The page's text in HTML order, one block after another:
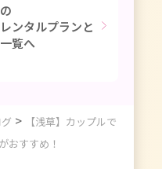
ンタルプランと
覧へ
>
【浅草】カップルで
おすすめ！